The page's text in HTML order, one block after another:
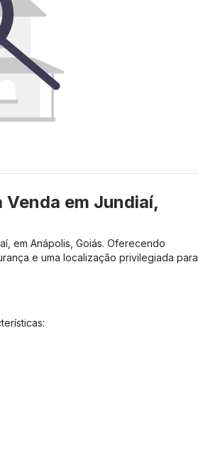
em Jundiaí,
em Anápolis, Goiás. Oferecendo
e uma localização privilegiada para